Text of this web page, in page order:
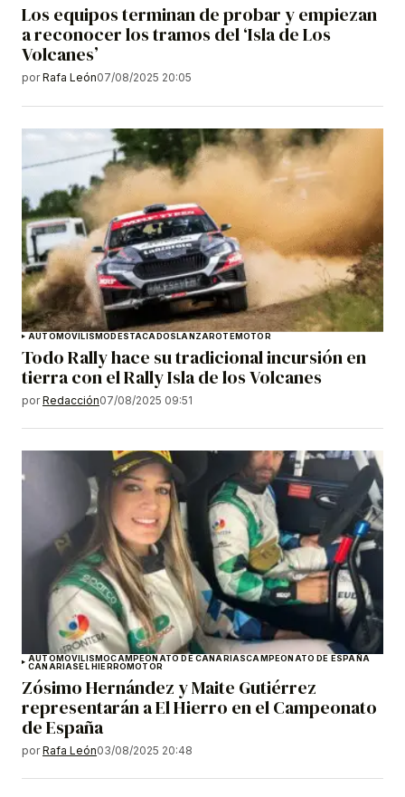
Los equipos terminan de probar y empiezan
a reconocer los tramos del ‘Isla de Los
Volcanes’
por Rafa León07/08/2025 20:05
AUTOMOVILISMODESTACADOSLANZAROTEMOTOR
Todo Rally hace su tradicional incursión en
tierra con el Rally Isla de los Volcanes
por Redacción07/08/2025 09:51
AUTOMOVILISMOCAMPEONATO DE CANARIASCAMPEONATO DE ESPAÑA
CANARIASEL HIERROMOTOR
Zósimo Hernández y Maite Gutiérrez
representarán a El Hierro en el Campeonato
de España
por Rafa León03/08/2025 20:48